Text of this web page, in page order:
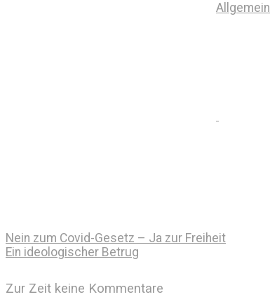
Allgemein
Nein zum Covid-Gesetz – Ja zur Freiheit
Ein ideologischer Betrug
Zur Zeit keine Kommentare